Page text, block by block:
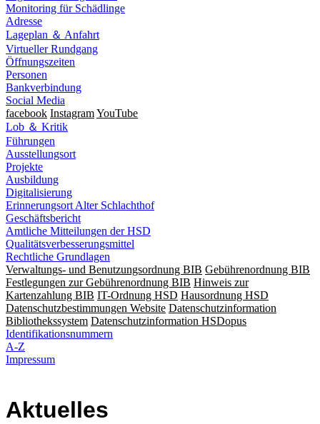
Monitoring für Schädlinge
Adresse
Lageplan ＆ Anfahrt
Virtueller Rundgang
Öffnungszeiten
Personen
Bankverbindung
Social Media
facebook InstagramYouTube
Lob ＆ Kritik
Führungen
Ausstellungsort
Projekte
Ausbildung
Digitalisierung
Erinnerungsort Alter Schlachthof
Geschäftsbericht
Amtliche Mitteilungen der HSD
Qualitätsverbesserungsmittel
Rechtliche Grundlagen
Verwaltungs- und Benutzungsordnung BIB Gebührenordnung BIB
Festlegungen zur Gebührenordnung BIB Hinweis zur
Kartenzahlung BIB IT-Ordnung HSD Hausordnung HSD
Datenschutzbestimmungen Website Datenschutzinformation
Bibliothekssystem Datenschutzinformation HSDopus
Identifikationsnummern
A-Z
Impressum
Aktuelles